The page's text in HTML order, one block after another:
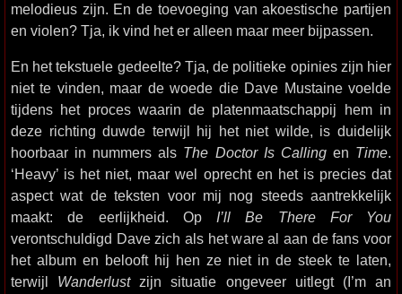
melodieus zijn. En de toevoeging van akoestische partijen
en violen? Tja, ik vind het er alleen maar meer bijpassen.
En het tekstuele gedeelte? Tja, de politieke opinies zijn hier
niet te vinden, maar de woede die Dave Mustaine voelde
tijdens het proces waarin de platenmaatschappij hem in
deze richting duwde terwijl hij het niet wilde, is duidelijk
hoorbaar in nummers als The Doctor Is Callingen Time.
‘Heavy’ is het niet, maar wel oprecht en het is precies dat
aspect wat de teksten voor mij nog steeds aantrekkelijk
maakt: de eerlijkheid. Op I’ll Be There For You
verontschuldigd Dave zich als het ware al aan de fans voor
het album en belooft hij hen ze niet in de steek te laten,
terwijl Wanderlustzijn situatie ongeveer uitlegt (I’m an